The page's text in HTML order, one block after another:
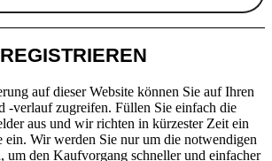
REGISTRIEREN
auf dieser Website können Sie auf Ihren
-verlauf zugreifen. Füllen Sie einfach die
aus und wir richten in kürzester Zeit ein
ein. Wir werden Sie nur um die notwendigen
um den Kaufvorgang schneller und einfacher